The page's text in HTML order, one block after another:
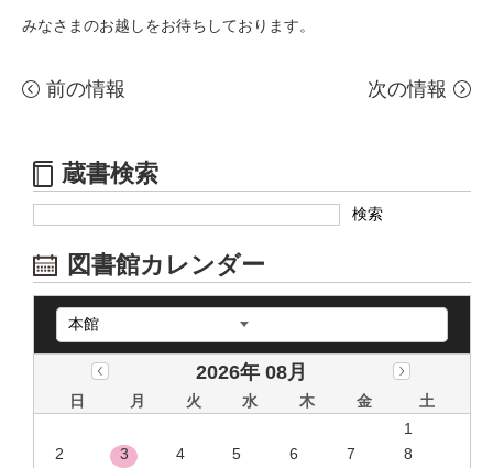
みなさまのお越しをお待ちしております。
前の情報 次の情報
蔵書検索
図書館カレンダー
2026年 08月
日 月 火 水 木 金
土
1
2
3 4 5 6 7
8